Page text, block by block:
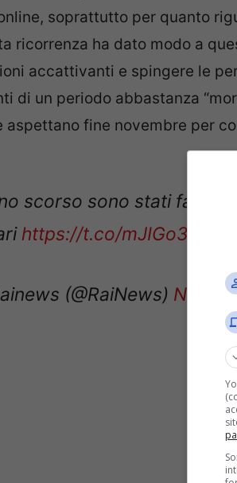
soprattutto per quanto
ricorrenza ha dato modo a
accattivanti e spingere le
di un periodo abbastanza
aspettano fine novembre per
scorso sono stati fatti
https://t.co/mJIGo3T7AI
(@RaiNews)